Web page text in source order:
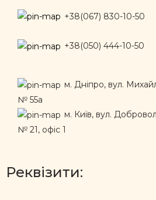
+38(067) 830-10-50
+38(050) 444-10-50
м. Дніпро, вул.
№ 55а
м. Київ, вул.
№ 21, офіс 1
Реквізити: